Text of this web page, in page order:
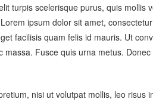
turpis scelerisque purus, quis mollis
ipsum dolor sit amet,
facilisis quam felis id mauris. Ut
Fusce quis urna metus.
nisi ut volutpat mollis, leo risus